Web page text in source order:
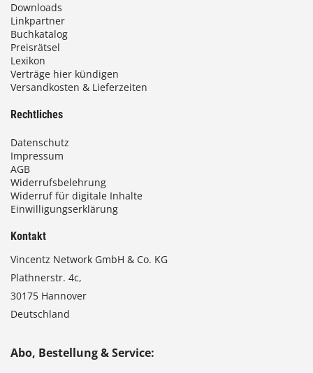
Downloads
Linkpartner
Buchkatalog
Preisrätsel
Lexikon
Verträge hier kündigen
Versandkosten & Lieferzeiten
Rechtliches
Datenschutz
Impressum
AGB
Widerrufsbelehrung
Widerruf für digitale Inhalte
Einwilligungserklärung
Kontakt
Vincentz Network GmbH & Co. KG
Plathnerstr. 4c,
30175 Hannover
Deutschland
Abo, Bestellung & Service: